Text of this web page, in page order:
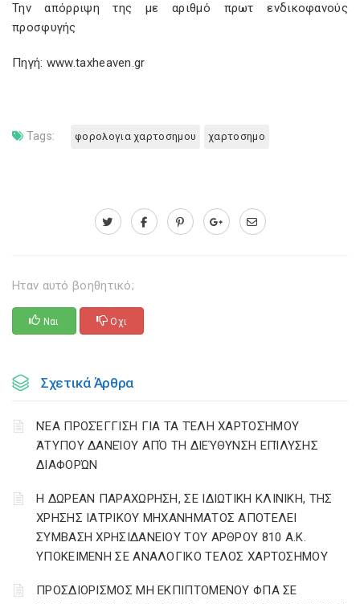
Την απόρριψη της με αριθμό πρωτ ενδικοφανούς
προσφυγής
Πηγή: www.taxheaven.gr
Tags: φορολογια χαρτοσημου χαρτοσημο
Ηταν αυτό βοηθητικό;
Ναι Οχι
Σχετικά Άρθρα
ΝΈΑ ΠΡΟΣΈΓΓΙΣΗ ΓΙΑ ΤΑ ΤΈΛΗ ΧΑΡΤΟΣΉΜΟΥ
ΆΤΥΠΟΥ ΔΑΝΕΊΟΥ ΑΠΌ ΤΗ ΔΙΕΎΘΥΝΣΗ ΕΠΊΛΥΣΗΣ
ΔΙΑΦΟΡΏΝ
Η ΔΩΡΕΑΝ ΠΑΡΑΧΩΡΗΣΗ, ΣΕ ΙΔΙΩΤΙΚΗ ΚΛΙΝΙΚΗ, ΤΗΣ
ΧΡΗΣΗΣ ΙΑΤΡΙΚΟΥ ΜΗΧΑΝΗΜΑΤΟΣ ΑΠΟΤΕΛΕΙ
ΣΥΜΒΑΣΗ ΧΡΗΣΙΔΑΝΕΙΟΥ ΤΟΥ ΑΡΘΡΟΥ 810 Α.Κ.
ΥΠΟΚΕΙΜΕΝΗ ΣΕ ΑΝΑΛΟΓΙΚΟ ΤΕΛΟΣ ΧΑΡΤΟΣΗΜΟΥ
ΠΡΟΣΔΙΟΡΙΣΜΟΣ ΜΗ ΕΚΠΙΠΤΟΜΕΝΟΥ ΦΠΑ ΣΕ